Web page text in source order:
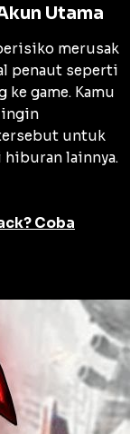
Utama
merusak
penaut seperti
ke game. Kamu
ingin
untuk
lainnya.
Coba